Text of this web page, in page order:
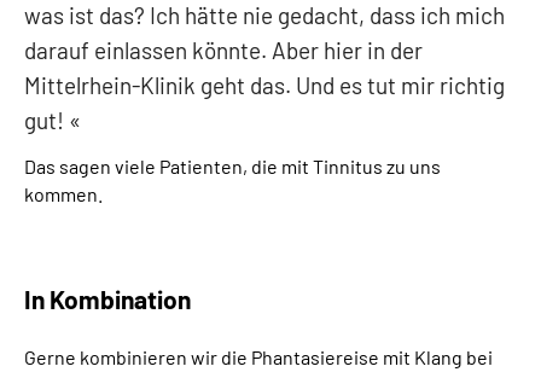
was ist das? Ich hätte nie gedacht, dass ich mich
darauf einlassen könnte. Aber hier in der
Mittelrhein-Klinik geht das. Und es tut mir richtig
gut!
Das sagen viele Patienten, die mit Tinnitus zu uns
kommen.
In Kombination
Gerne kombinieren wir die Phantasiereise mit Klang bei